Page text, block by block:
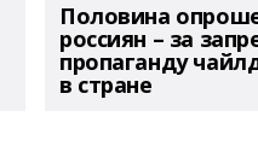
Половина
россиян – за
пропаганду
в стране